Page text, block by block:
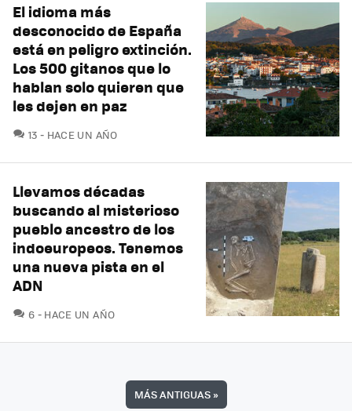
El idioma más
desconocido de España
está en peligro extinción.
Los 500 gitanos que lo
hablan solo quieren que
les dejen en paz
13 COMENTARIOS
HACE UN AÑO
Llevamos décadas
buscando al misterioso
pueblo ancestro de los
indoeuropeos. Tenemos
una nueva pista en el
ADN
6 COMENTARIOS
HACE UN AÑO
MÁS ANTIGUAS»